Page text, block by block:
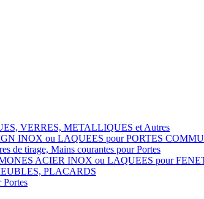
VERRES, METALLIQUES et Autres
INOX ou LAQUEES pour PORTES
de tirage, Mains courantes pour Portes
ACIER INOX ou LAQUEES pour
PLACARDS